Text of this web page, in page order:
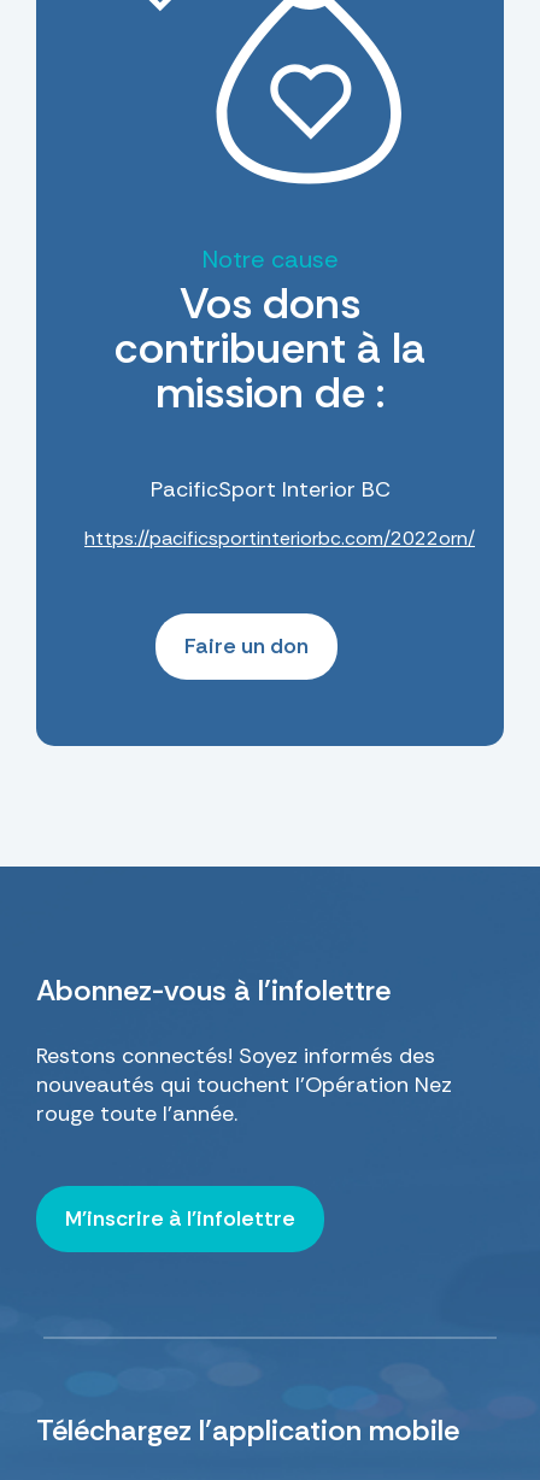
Notre cause
Vos dons
contribuent à la
mission de :
PacificSport Interior BC
https://pacificsportinteriorbc.com/2022orn/
Faire un don
Abonnez-vous à l’infolettre
Restons connectés! Soyez informés des
nouveautés qui touchent l’Opération Nez
rouge toute l’année.
M'inscrire à l'infolettre
Téléchargez l’application mobile